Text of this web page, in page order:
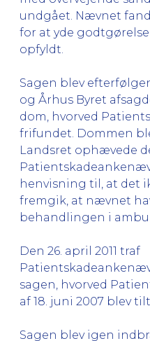
undgået. Nævnet
for at yde godtgørelse
opfyldt.
Sagen blev
og Århus Byret
dom, hvorved
frifundet. Dommen
Landsret ophævede
henvisning til, at det
fremgik, at nævnet
behandlingen i
Den 26. april 2011 traf
sagen, hvorved
af 18. juni 2007 blev
Sagen blev igen